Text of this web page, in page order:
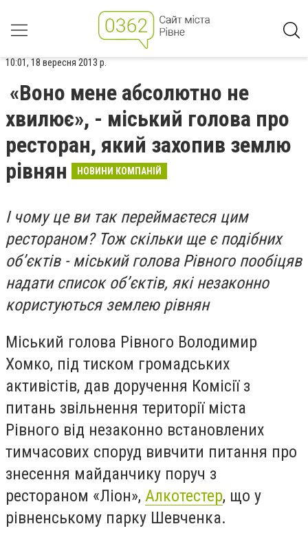
10:01, 18 вересня 2013 р.
«Воно мене абсолютно не
хвилює», - міський голова про
ресторан, який захопив землю
рівнян
НОВИНИ КОМПАНІЙ
І чому це ви так переймаєтеся цим
рестораном? Тож скільки ще є подібних
об’єктів - міський голова Рівного пообіцяв
надати список об’єктів, які незаконно
користуються землею рівнян
Міський голова Рівного Володимир
Хомко, під тиском громадських
активістів, дав доручення Комісії з
питань звільнення території міста
Рівного від незаконно встановлених
тимчасових споруд вивчити питання про
знесення майданчику поруч з
рестораном «Ліон», Алкотестер, що у
рівненському парку Шевченка.